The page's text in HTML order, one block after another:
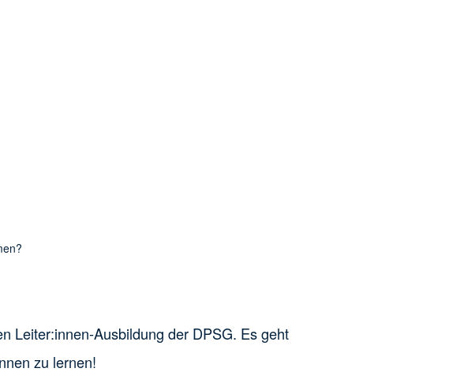
Leiter:innen-Ausbildung der DPSG. Es geht
zu lernen!